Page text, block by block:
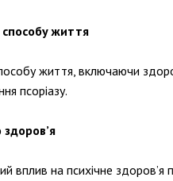
життя
життя, включаючи
псоріазу.
здоров’я
вплив на психічне